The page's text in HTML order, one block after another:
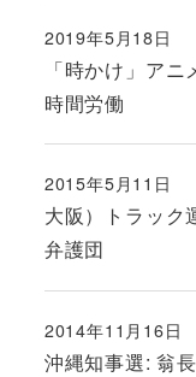
「時かけ」ア
時間労働
投稿日
2019年5月18日
大阪）トラッ
弁護団
投稿日
2015年5月11日
沖縄知事選: 翁
投稿日
2014年11月16日